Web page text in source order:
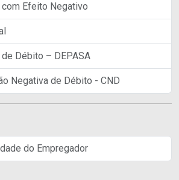
Efeito Negativo
Débito – DEPASA
Negativa de Débito - CND
do Empregador